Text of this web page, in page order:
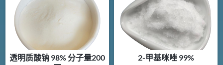
透明质酸钠 98% 分子量200
2-甲基咪唑 99%